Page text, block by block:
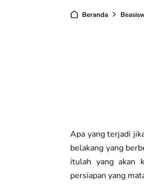
Beranda
Apa yang terjadi
belakang yang
itulah yang akan
persiapan yang